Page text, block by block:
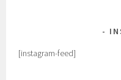
[instagram-feed]